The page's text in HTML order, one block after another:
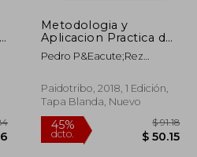
Metodologia y
Aplicacion Practica de
la Biomecanica
Deportiva
Pedro P&Eacute;Rez
Paidotribo, 2018, 1 Edición,
Tapa Blanda, Nuevo